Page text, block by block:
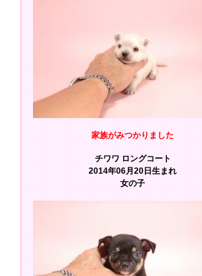
家族がみつかりました
チワワ ロングコート
2014年06月20日生まれ
女の子